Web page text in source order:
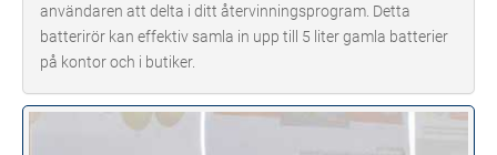
användaren att delta i ditt återvinningsprogram. Detta
batterirör kan effektiv samla in upp till 5 liter gamla batterier
på kontor och i butiker.